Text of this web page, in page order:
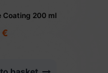
Coating 200 ml
€